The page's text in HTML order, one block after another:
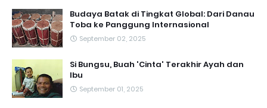
Budaya Batak di Tingkat Global: Dari Danau
Toba ke Panggung Internasional
September 02, 2025
Si Bungsu, Buah 'Cinta' Terakhir Ayah dan
Ibu
September 01, 2025